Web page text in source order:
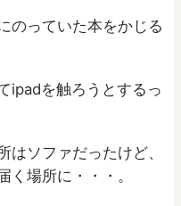
のっていた本をかじる
ipadを触ろうとするっ
はソファだったけど、
く場所に・・・。